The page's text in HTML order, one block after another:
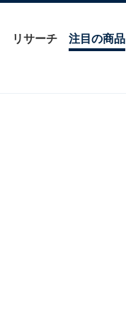
リサーチ 注目の商品